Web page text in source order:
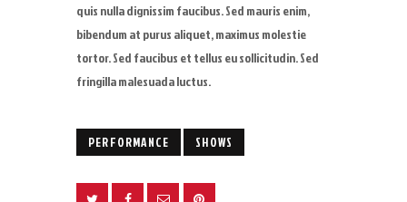
quis nulla dignissim faucibus. Sed mauris enim,
bibendum at purus aliquet, maximus molestie
tortor. Sed faucibus et tellus eu sollicitudin. Sed
fringilla malesuada luctus.
PERFORMANCE SHOWS